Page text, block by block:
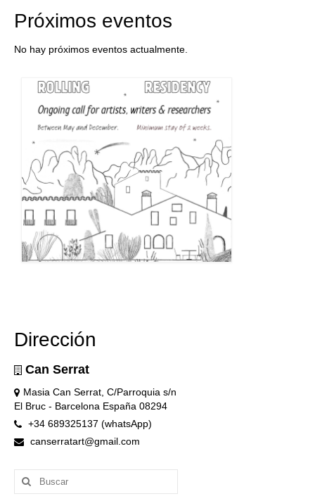
Próximos eventos
No hay próximos eventos actualmente.
Dirección
Can Serrat
Masia Can Serrat, C/Parroquia s/n
El Bruc - Barcelona España 08294
+34 689325137 (whatsApp)
canserratart@gmail.com
Buscar
por: